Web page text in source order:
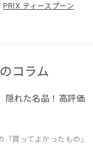
PRIX ティースプーン
コラム
隠れた名品！高評価
「買ってよかったもの」